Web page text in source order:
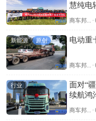
慧纯电
商车邦... ·
新能源 原创 电动重
商车邦... ·
行业
面对“
续航鸿
商车邦... ·